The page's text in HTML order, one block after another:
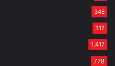
348
317
1.417
778